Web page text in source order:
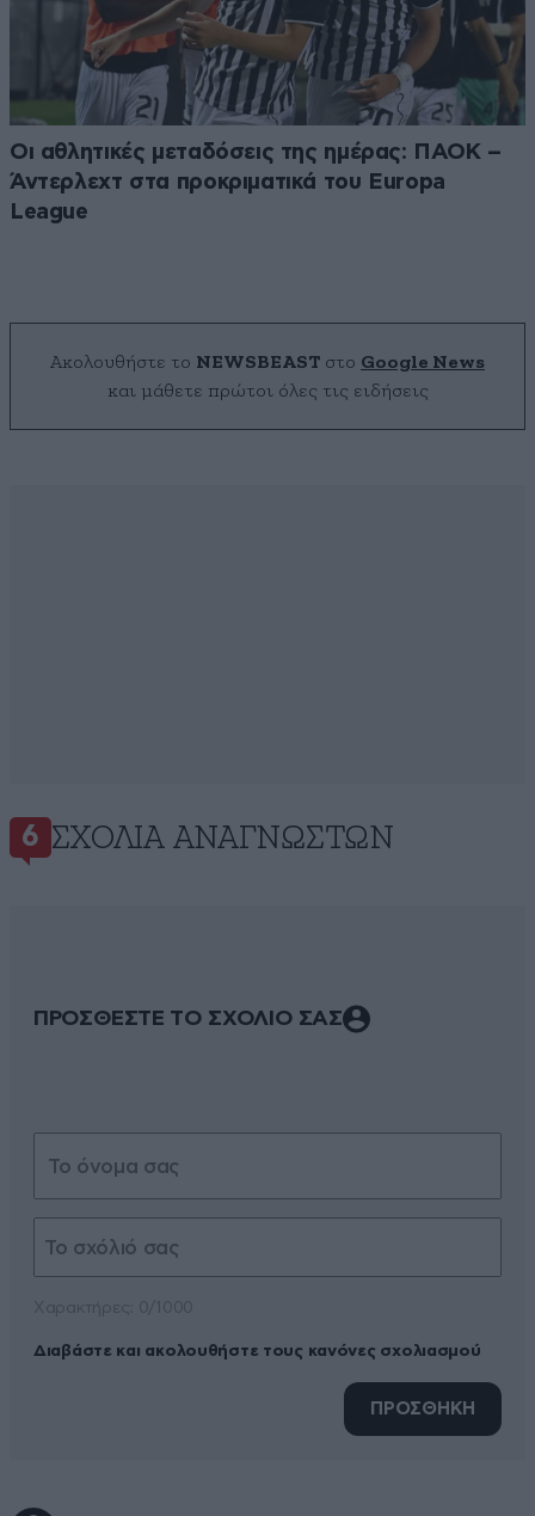
Οι αθλητικές μεταδόσεις της ημέρας: ΠΑΟΚ –
Άντερλεχτ στα προκριματικά του Europa
League
Ακολουθήστε το NEWSBEAST στο Google News
και μάθετε πρώτοι όλες τις ειδήσεις
6 ΣΧΌΛΙΑ ΑΝΑΓΝΩΣΤΏΝ
ΠΡΟΣΘΕΣΤΕ ΤΟ ΣΧΟΛΙΟ ΣΑΣ
Διαβάστε και ακολουθήστε τους κανόνες σχολιασμού
ΠΡΟΣΘΗΚΗ